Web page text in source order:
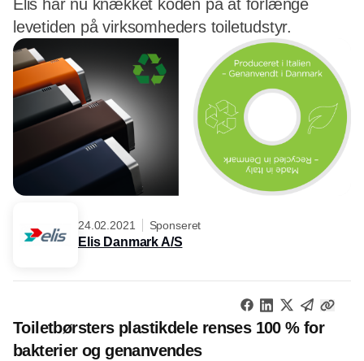
Elis har nu knækket koden på at forlænge
levetiden på virksomheders toiletudstyr.
24.02.2021 Sponseret
Elis Danmark A/S
Toiletbørsters plastikdele renses 100 % for
bakterier og genanvendes